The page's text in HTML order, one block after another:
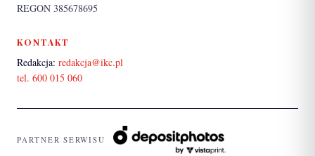
REGON 385678695
KONTAKT
Redakcja: redakcja@ikc.pl
tel. 600 015 060
PARTNER SERWISU